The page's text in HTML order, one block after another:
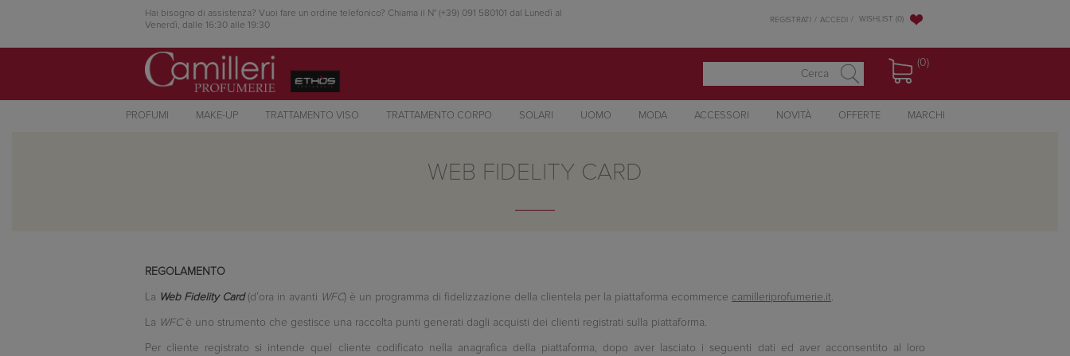
Hai bisogno di assistenza? Vuoi fare un ordine telefonico? Chiama il N° (+39) 091 580101 dal Lunedì al
Venerdì, dalle 16:30 alle 19:30
REGISTRATI ACCEDI WISHLIST (0)
(0)
PROFUMI MAKE-UP TRATTAMENTO VISO TRATTAMENTO CORPO SOLARI UOMO MODA ACCESSORI NOVITÀ OFFERTE MARCHI
WEB FIDELITY CARD
REGOLAMENTO
La Web Fidelity Card(d’ora in avanti WFC) è un programma di fidelizzazione della clientela per la piattaforma ecommerce camilleriprofumerie.it.
La WFCè uno strumento che gestisce una raccolta punti generati dagli acquisti dei clienti registrati sulla piattaforma.
Per cliente registrato si intende quel cliente codificato nella anagrafica della piattaforma, dopo aver lasciato i seguenti dati ed aver acconsentito al loro